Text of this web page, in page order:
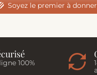
Soyez le premier à
100%